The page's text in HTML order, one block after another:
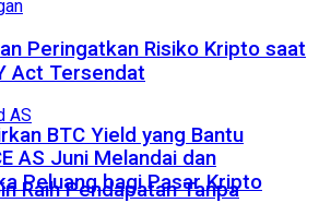
BTC Yield yang Bantu
Raih Pendapatan Tanpa
Peringatkan Risiko Kripto saat
Act Tersendat
AS Juni Melandai dan
Peluang bagi Pasar Kripto